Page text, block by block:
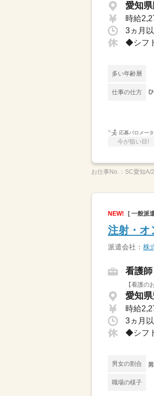
愛知
時給
多い年齢層
仕事の仕方
応募バロメー
今が狙い目!
お仕事No.： SC愛知A/
NEW! [ 一般派
注射・オ
派遣会社： 株
看護
【看護
愛知
時給
男女の割合
職場の様子